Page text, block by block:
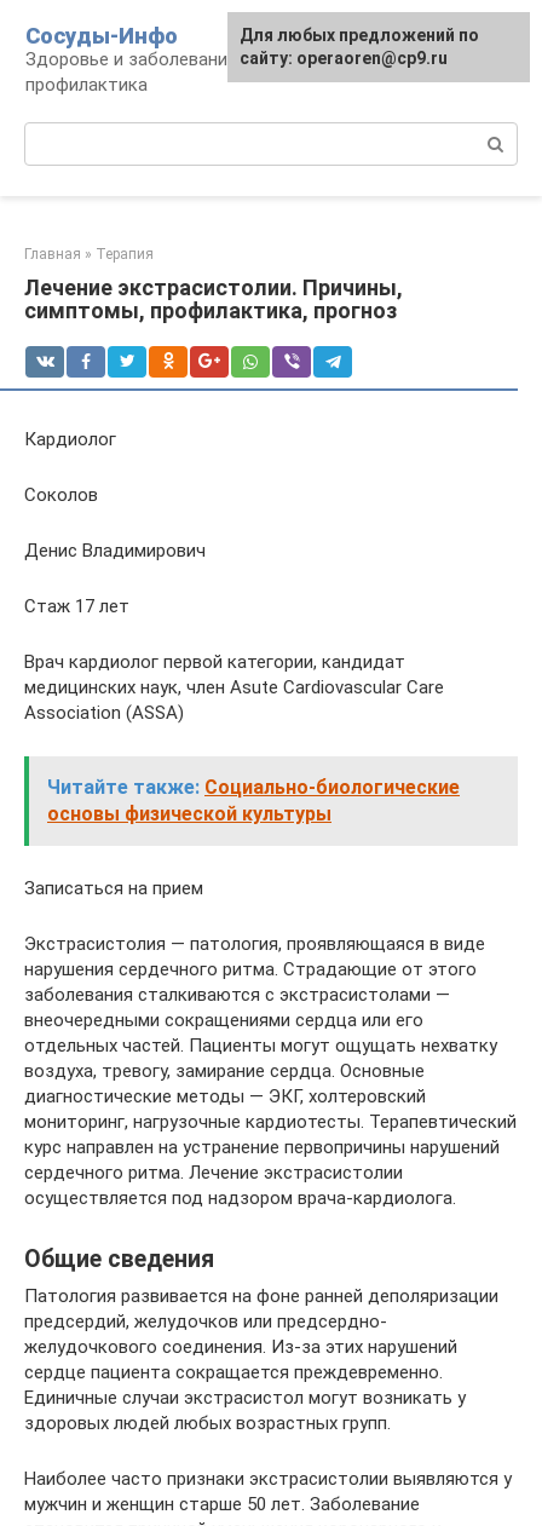
контенту
Сосуды-Инфо
Здоровье и заболевания сосудов и сердца,
профилактика
Главная » Терапия
Лечение экстрасистолии. Причины,
симптомы, профилактика, прогноз
Кардиолог
Соколов
Денис Владимирович
Стаж 17 лет
Врач кардиолог первой категории, кандидат
медицинских наук, член Asute Cardiovascular Care
Association (ASSA)
Читайте также: Социально-биологические
основы физической культуры
Записаться на прием
Экстрасистолия — патология, проявляющаяся в виде
нарушения сердечного ритма. Страдающие от этого
заболевания сталкиваются с экстрасистолами —
внеочередными сокращениями сердца или его
отдельных частей. Пациенты могут ощущать нехватку
воздуха, тревогу, замирание сердца. Основные
диагностические методы — ЭКГ, холтеровский
мониторинг, нагрузочные кардиотесты. Терапевтический
курс направлен на устранение первопричины нарушений
сердечного ритма. Лечение экстрасистолии
осуществляется под надзором врача-кардиолога.
Общие сведения
Патология развивается на фоне ранней деполяризации
предсердий, желудочков или предсердно-
желудочкового соединения. Из-за этих нарушений
сердце пациента сокращается преждевременно.
Единичные случаи экстрасистол могут возникать у
здоровых людей любых возрастных групп.
Наиболее часто признаки экстрасистолии выявляются у
мужчин и женщин старше 50 лет. Заболевание
Для любых предложений по
сайту: operaoren@cp9.ru